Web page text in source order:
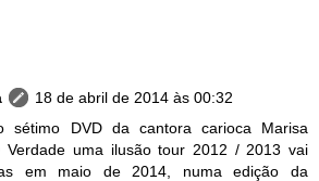
18 de abril de 2014 às 00:32
sétimo DVD da cantora carioca Marisa
Verdade uma ilusão tour 2012 / 2013 vai
em maio de 2014, numa edição da